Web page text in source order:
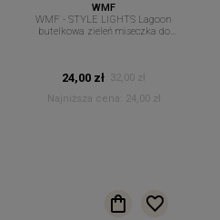
WMF
WMF - STYLE LIGHTS Lagoon
butelkowa zieleń miseczka do
24,00 zł
32,00 zł
Najniższa cena:
24,00 zł